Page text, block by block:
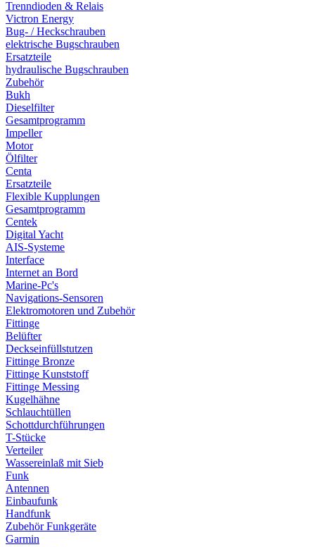
Trenndioden & Relais
Victron Energy
Bug- / Heckschrauben
elektrische Bugschrauben
Ersatzteile
hydraulische Bugschrauben
Zubehör
Bukh
Dieselfilter
Gesamtprogramm
Impeller
Motor
Ölfilter
Centa
Ersatzteile
Flexible Kupplungen
Gesamtprogramm
Centek
Digital Yacht
AIS-Systeme
Interface
Internet an Bord
Marine-Pc's
Navigations-Sensoren
Elektromotoren und Zubehör
Fittinge
Belüfter
Deckseinfüllstutzen
Fittinge Bronze
Fittinge Kunststoff
Fittinge Messing
Kugelhähne
Schlauchtüllen
Schottdurchführungen
T-Stücke
Verteiler
Wassereinlaß mit Sieb
Funk
Antennen
Einbaufunk
Handfunk
Zubehör Funkgeräte
Garmin